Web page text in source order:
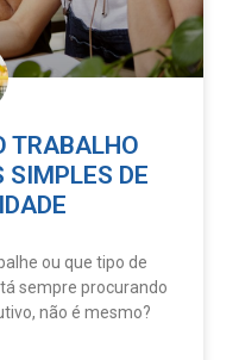
TRABALHO
SIMPLES DE
ou que tipo de
sempre procurando
não é mesmo?